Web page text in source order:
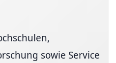
sowie Service